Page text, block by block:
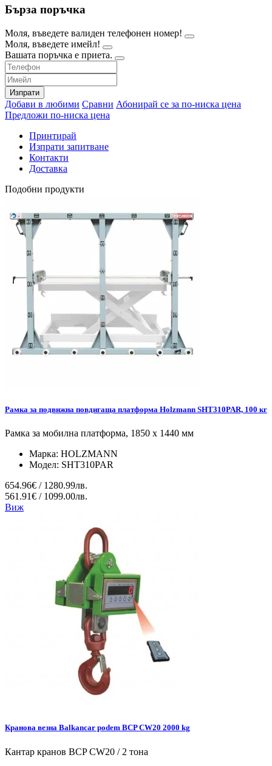
Бърза поръчка
Моля, въведете валиден телефонен номер!
Моля, въведете имейл!
Вашата поръчка е приета.
Изпрати
Добави в любими Сравни Абонирай се за по-ниска цена
Предложи по-ниска цена
Принтирай
Изпрати запитване
Контакти
Доставка
Подобни продукти
Рамка за подвижна повдигаща платформа Holzmann SHT310PAR, 100 кг
Рамка за мобилна платформа, 1850 х 1440 мм
Марка: HOLZMANN
Модел: SHT310PAR
654.96€ / 1280.99лв.
561.91€ / 1099.00лв.
Виж
Кранова везна Balkancar podem BCP CW20 2000 kg
Кантар кранов BCP CW20 / 2 тона